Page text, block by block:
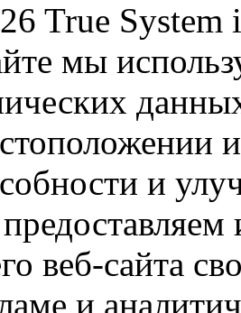
True System
мы
и
веб-сайта
и